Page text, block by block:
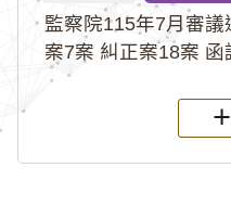
監察院115年7月審
案7案 糾正案18案 函